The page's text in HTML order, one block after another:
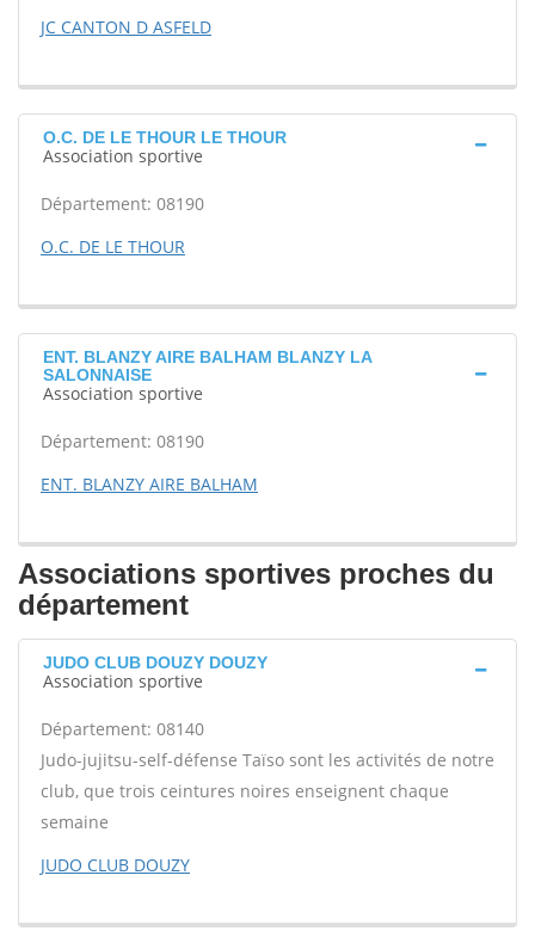
JC CANTON D ASFELD
O.C. DE LE THOUR LE THOUR
Association sportive
Département: 08190
O.C. DE LE THOUR
ENT. BLANZY AIRE BALHAM BLANZY LA
SALONNAISE
Association sportive
Département: 08190
ENT. BLANZY AIRE BALHAM
Associations sportives proches du
département
JUDO CLUB DOUZY DOUZY
Association sportive
Département: 08140
Judo-jujitsu-self-défense Taïso sont les activités de notre
club, que trois ceintures noires enseignent chaque
semaine
JUDO CLUB DOUZY